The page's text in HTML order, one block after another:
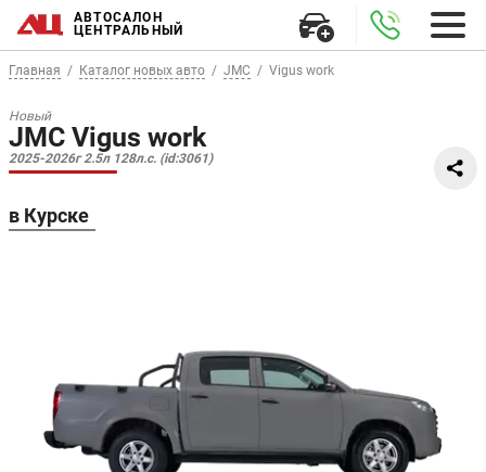
АВТОСАЛОН
ЦЕНТРАЛЬНЫЙ
Главная Каталог новых авто JMC Vigus work
Новый
JMC Vigus work
2025-2026г 2.5л 128л.с. (id:3061)
в Курске